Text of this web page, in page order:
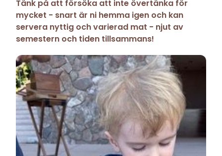
Tänk på att försöka att inte övertänka för
mycket - snart är ni hemma igen och kan
servera nyttig och varierad mat - njut av
semestern och tiden tillsammans!